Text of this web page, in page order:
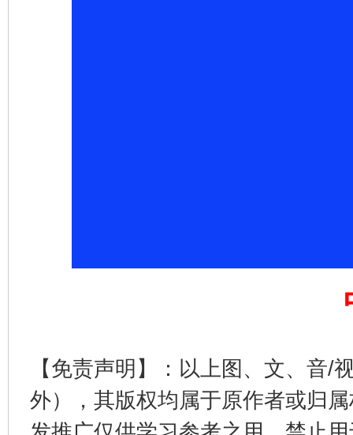
【免责声明】：以上图、文、音/
外），其版权均属于原作者或归
公平竞争审查“十大案例”出炉！ 一纸欠